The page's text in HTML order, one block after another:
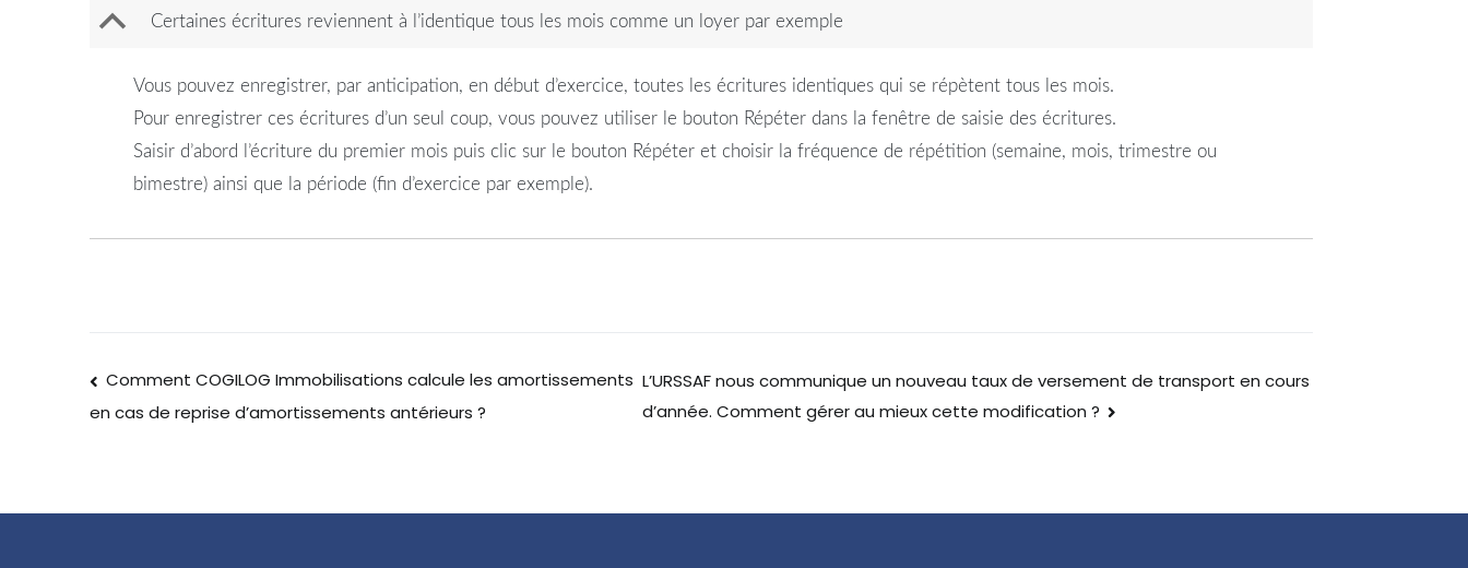
B Certaines écritures reviennent à l’identique tous les mois comme un loyer par exemple
Vous pouvez enregistrer, par anticipation, en début d’exercice, toutes les écritures identiques qui se répètent tous les mois.
Pour enregistrer ces écritures d’un seul coup, vous pouvez utiliser le bouton Répéter dans la fenêtre de saisie des écritures.
Saisir d’abord l’écriture du premier mois puis clic sur le bouton Répéter et choisir la fréquence de répétition (semaine, mois, trimestre ou
bimestre) ainsi que la période (fin d’exercice par exemple).
Comment COGILOG Immobilisations calcule les amortissements
en cas de reprise d’amortissements antérieurs ?
L’URSSAF nous communique un nouveau taux de versement de transport en cours
d’année. Comment gérer au mieux cette modification ?